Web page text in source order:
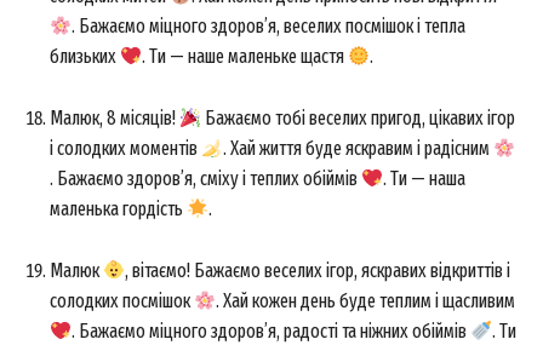
. Бажаємо міцного здоров’я, веселих посмішок і тепла
близьких
. Ти — наше маленьке щастя .
Малюк, 8 місяців!
Бажаємо тобі веселих пригод, цікавих ігор
і солодких моментів
. Хай життя буде яскравим і радісним
. Бажаємо здоров’я, сміху і теплих обіймів
. Ти — наша
маленька гордість
.
Малюк
, вітаємо! Бажаємо веселих ігор, яскравих відкриттів і
солодких посмішок
. Хай кожен день буде теплим і щасливим
. Бажаємо міцного здоров’я, радості та ніжних обіймів
. Ти